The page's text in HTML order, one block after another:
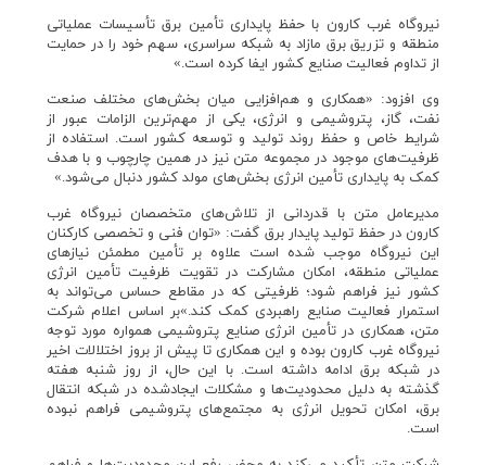
نیروگاه غرب کارون با حفظ پایداری تأمین برق تأسیسات عملیاتی
منطقه و تزریق برق مازاد به شبکه سراسری، سهم خود را در حمایت
از تداوم فعالیت صنایع کشور ایفا کرده است.»
وی افزود: «همکاری و هم‌افزایی میان بخش‌های مختلف صنعت
نفت، گاز، پتروشیمی و انرژی، یکی از مهم‌ترین الزامات عبور از
شرایط خاص و حفظ روند تولید و توسعه کشور است. استفاده از
ظرفیت‌های موجود در مجموعه متن نیز در همین چارچوب و با هدف
کمک به پایداری تأمین انرژی بخش‌های مولد کشور دنبال می‌شود.»
مدیرعامل متن با قدردانی از تلاش‌های متخصصان نیروگاه غرب
کارون در حفظ تولید پایدار برق گفت: «توان فنی و تخصصی کارکنان
این نیروگاه موجب شده است علاوه بر تأمین مطمئن نیازهای
عملیاتی منطقه، امکان مشارکت در تقویت ظرفیت تأمین انرژی
کشور نیز فراهم شود؛ ظرفیتی که در مقاطع حساس می‌تواند به
استمرار فعالیت صنایع راهبردی کمک کند.»بر اساس اعلام شرکت
متن، همکاری در تأمین انرژی صنایع پتروشیمی همواره مورد توجه
نیروگاه غرب کارون بوده و این همکاری تا پیش از بروز اختلالات اخیر
در شبکه برق ادامه داشته است. با این حال، از روز شنبه هفته
گذشته به دلیل محدودیت‌ها و مشکلات ایجادشده در شبکه انتقال
برق، امکان تحویل انرژی به مجتمع‌های پتروشیمی فراهم نبوده
است.